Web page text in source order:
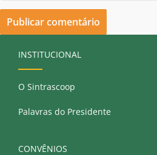
INSTITUCIONAL
O Sintrascoop
Palavras do Presidente
CONVÊNIOS